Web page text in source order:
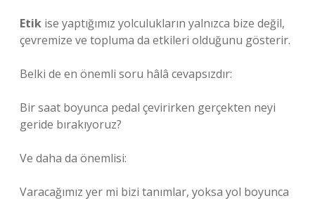
Etik ise yaptığımız yolculukların yalnızca bize değil,
çevremize ve topluma da etkileri olduğunu gösterir.
Belki de en önemli soru hâlâ cevapsızdır:
Bir saat boyunca pedal çevirirken gerçekten neyi
geride bırakıyoruz?
Ve daha da önemlisi:
Varacağımız yer mi bizi tanımlar, yoksa yol boyunca